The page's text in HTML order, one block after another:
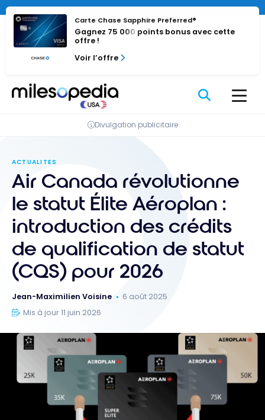
Passer
contenu
Carte Chase Sapphire Preferred®
Gagnez 75 000 points bonus avec cette
offre !
Voir l’offre
Divulgation publicitaire
ACTUALITES
Air Canada révolutionne
le statut Élite Aéroplan :
introduction des crédits
de qualification de statut
(CQS) pour 2026
Jean-Maximilien Voisine
6 août 2025
Mis à jour 11 juin 2026